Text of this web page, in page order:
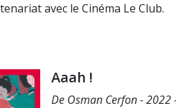
avec le Cinéma Le Club.
Aaah !
De Osman Cerfon - 2022